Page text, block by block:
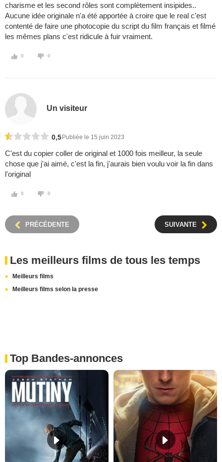
charisme et les second rôles sont complètement insipides..
Aucune idée originale n'a été apportée à croire que le real c'est
contenté de faire une photocopie du script du film français et filmé
les mêmes plans c'est ridicule à fuir vraiment.
0 0
Un visiteur
0,5 Publiée le 15 juin 2023
C'est du copier coller de original et 1000 fois meilleur, la seule
chose que j'ai aimé, c'est la fin, j'aurais bien voulu voir la fin dans
l'original
0 0
PRÉCÉDENTE SUIVANTE
Les meilleurs films de tous les temps
Meilleurs films
Meilleurs films selon la presse
Top Bandes-annonces